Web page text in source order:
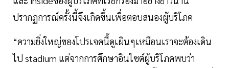
ปรากฏการณ์ครั้งนี้จึงเกิดขึ้นเพื่อตอบสนองผู้บริโภค
“ความยิ่งใหญ่ของโปรเจคนี้ดูเผินๆเหมือนเราจะต้องเดิน
ไป stadium แต่จากการศึกษาอินไซต์ผู้บริโภคพบว่า